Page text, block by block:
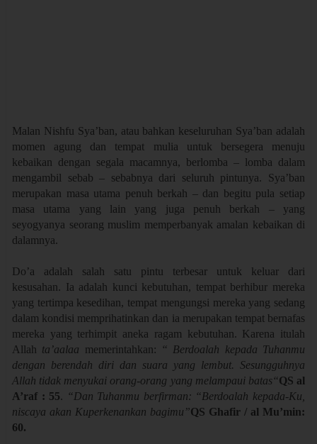
Malan Nishfu Sya’ban, atau bahkan keseluruhan Sya’ban adalah
momen agung dan tempat mulia untuk bersegera menuju
kebaikan dengan segala macamnya, berlomba – lomba dalam
mengambil sebab – sebabnya dari seluruh pintunya. Sya’ban
merupakan masa utama penuh berkah – dan begitu pula setiap
masa utama yang lain yang juga penuh berkah – yang
seyogyanya seorang muslim memperbanyak amalan kebaikan di
dalamnya.
Do’a adalah salah satu pintu terbesar untuk keluar dari
kesusahan. Ia adalah kunci kebutuhan, tempat berhibur mereka
yang tertimpa kesedihan, tempat mengungsi mereka yang sedang
dalam kondisi memprihatinkan dan ia merupakan tempat bernafas
mereka yang terhimpit aneka ragam kebutuhan. Karena itulah
Allah ta’aalaa memerintahkan:
“ Berdoalah kepada Tuhanmu
dengan berendah diri dan suara yang lembut. Sesungguhnya
Allah tidak menyukai orang-orang yang melampaui batas“QS al
A’raf : 55. “Dan Tuhanmu berfirman: “Berdoalah kepada-Ku,
niscaya akan Kuperkenankan bagimu”QS Ghafir / al Mu’min:
60.